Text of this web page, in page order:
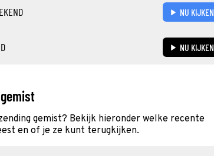
NU KIJKEN
NU KIJKEN
gemist? Bekijk hieronder welke recente
en of je ze kunt terugkijken.